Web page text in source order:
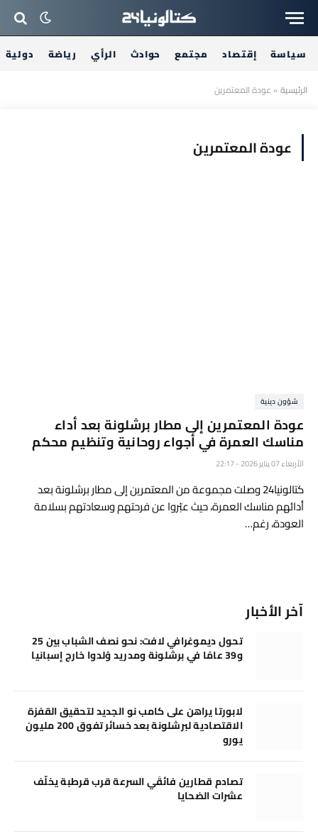
سياسة إقتصاد مجتمع حوادث الرأي رياضة دولية
الرئيسية»عودة المعتمرين
عودة المعتمرين
شؤون دينية
عودة المعتمرين إلى مطار برشلونة بعد أداء
مناسك العمرة في أجواء روحانية وتنظيم محكم
الأربعاء 07 يناير 2026 - 22:17
كتالونيا24 وصلت مجموعة من المعتمرين إلى مطار برشلونة بعد
أدائهم مناسك العمرة، حيث عبّروا عن فرحتهم وسعادتهم بسلامة
العودة، رغم…
آخر الأخبار
تحول ديموغرافي لافت: نحو نصف الشباب بين 25
و39 عامًا في برشلونة ومدريد وُلدوا خارج إسبانيا
لابورتا يراهن على كامب نو الجديد لتحقيق القفزة
الاقتصادية لبرشلونة بعد خسائر تفوق 200 مليون
يورو
تصادم قطارين فائقَي السرعة قرب قرطبة يخلّف
عشرات الضحايا